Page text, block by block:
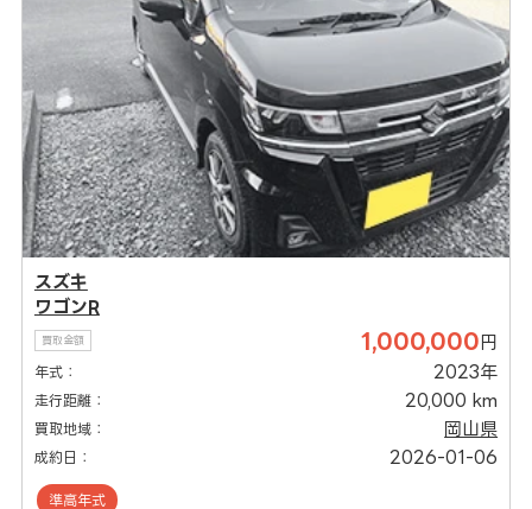
スズキ
ワゴンR
買取金額 1,000,000 円
年式： 2023年
走行距離： 20,000 km
買取地域： 岡山県
成約日： 2026-01-06
準高年式